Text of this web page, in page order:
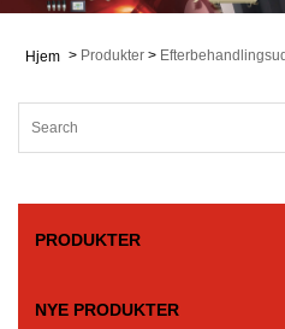
Hjem > Produkter >
PRODUKTER
NYE PRODUKTER